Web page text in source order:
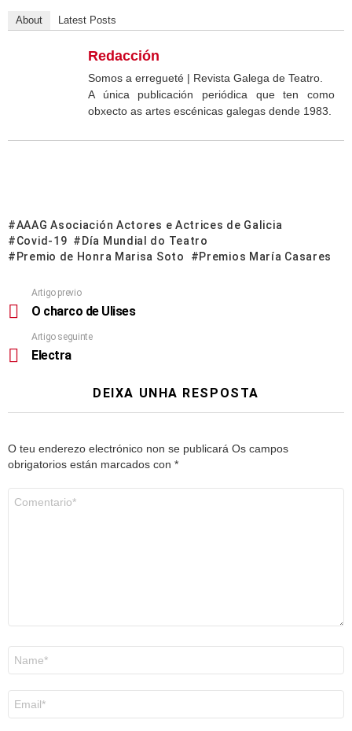
About Latest Posts
Redacción
Somos a erregueté | Revista Galega de Teatro.
A única publicación periódica que ten como
obxecto as artes escénicas galegas dende 1983.
AAAG Asociación Actores e Actrices de Galicia
Covid-19
Día Mundial do Teatro
Premio de Honra Marisa Soto
Premios María Casares
Artigo previo
O charco de Ulises
Artigo seguinte
Electra
DEIXA UNHA RESPOSTA
O teu enderezo electrónico non se publicará Os campos
obrigatorios están marcados con *
electrónico
*